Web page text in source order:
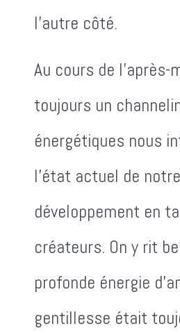
l'autre côté.
Au cours de l'après-
toujours un
énergétiques nous
l'état actuel de notre
développement en
créateurs. On y rit
profonde énergie
gentillesse était